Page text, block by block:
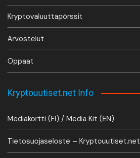
Kryptovaluuttapörssit
Arvostelut
Oppaat
Kryptouutiset.net Info
Mediakortti (FI) / Media Kit (EN)
Tietosuojaseloste – Kryptouutiset.net